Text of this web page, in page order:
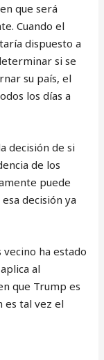
que será
Cuando el
dispuesto a
si se
su país, el
los días a
decisión de si
de los
puede
decisión ya
ha estado
al
que Trump es
es tal vez el